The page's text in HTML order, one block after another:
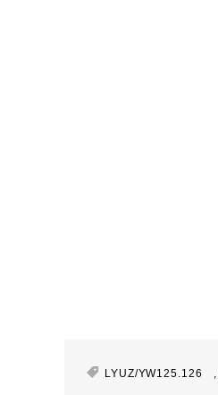
LYUZ/YW125.126 ,